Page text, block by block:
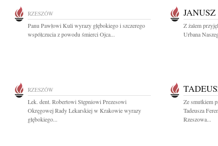
RZESZÓW
Panu Pawłowi Kuli wyrazy głębokiego i szczerego
współczucia z powodu śmierci Ojca...
Z żalem
Urbana
RZESZÓW
Lek. dent. Robertowi Stępniowi Prezesowi
Okręgowej Rady Lekarskiej w Krakowie wyrazy
głębokiego...
Ze smutkiem
Tadeusza
Rzeszowa...